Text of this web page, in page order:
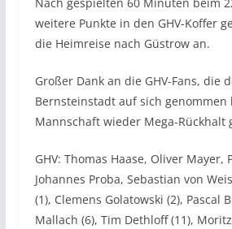
weitere Punkte in den GHV-Koffer
die Heimreise nach Güstrow an.
Großer Dank an die GHV-Fans, die
Bernsteinstadt auf sich
Mannschaft wieder Mega-Rückhalt
GHV: Thomas Haase, Oliver Mayer,
Johannes Proba, Sebastian von
(1), Clemens Golatowski (2), Pascal
Mallach (6), Tim Dethloff (11),